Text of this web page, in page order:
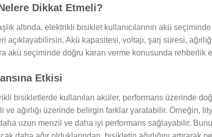
Dikkat Etmeli?
altında, elektrikli bisiklet kullanıcılarının akü
Akü kapasitesi, voltajı, şarj süresi,
akü seçiminde doğru kararı verme konusunda rehberlik
Etkisi
bisikletlerde kullanılan aküler, performans üzerinde
ağırlığı üzerinde belirgin farklar yaratabilir. Örneğin,
uzun menzil ve daha iyi performans sağlayabilir.